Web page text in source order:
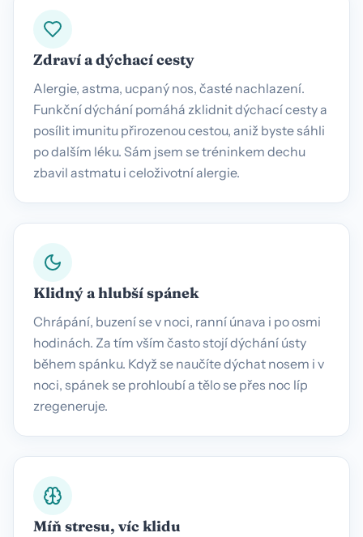
Zdraví a dýchací cesty
Alergie, astma, ucpaný nos, časté nachlazení.
Funkční dýchání pomáhá zklidnit dýchací cesty a
posílit imunitu přirozenou cestou, aniž byste sáhli
po dalším léku. Sám jsem se tréninkem dechu
zbavil astmatu i celoživotní alergie.
Klidný a hlubší spánek
Chrápání, buzení se v noci, ranní únava i po osmi
hodinách. Za tím vším často stojí dýchání ústy
během spánku. Když se naučíte dýchat nosem i v
noci, spánek se prohloubí a tělo se přes noc líp
zregeneruje.
Míň stresu, víc klidu